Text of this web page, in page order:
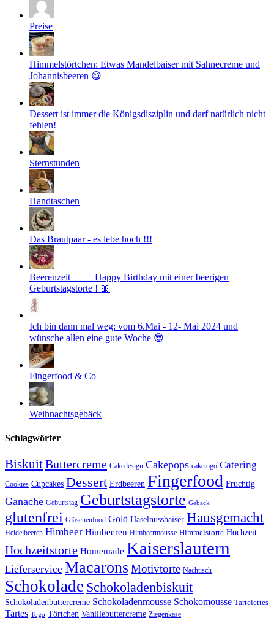
Preise
Himmelstörtchen: Etwas Mandelbaiser mit Sahnecreme und
Johannisbeeren 😋
Dessert ist immer die Königsdisziplin und darf natürlich nicht
fehlen!
Sternstunden
Handtaschen
Das Brautpaar - es lebe hoch !!!
Beerenzeit ____ Happy Birthday mit einer beerigen
Geburtstagstorte ! 🎀
Ich bin dann mal weg: vom 6.Mai - 12- Mai 2024 und
wünsche allen eine gute Woche 😎
Fingerfood & Co
Weihnachtsgebäck
Schlagwörter
BiskuitButtercreme Cakedesign Cakepops caketogo Catering
Cookies Cupcakes Dessert Erdbeeren Fingerfood Fruchtig
Ganache Geburtstag Geburtstagstorte Gebäck
glutenfrei Gläschenfood Gold Haselnussbaiser Hausgemacht
Heidelbeeren Himbeer Himbeeren Himbeermousse Himmelstorte Hochzeit
Hochzeitstorte Homemade Kaiserslautern
Lieferservice MacaronsMotivtorte Nachtisch
Schokolade Schokoladenbiskuit
Schokoladenbuttercreme Schokoladenmousse Schokomousse Tartelettes
Tartes Togo Törtchen Vanillebuttercreme Ziegenkäse